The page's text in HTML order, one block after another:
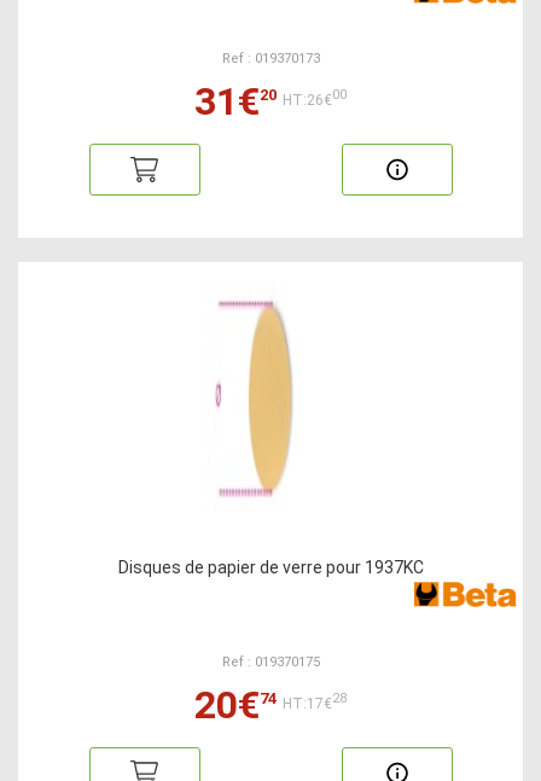
Ref : 019370173
31€20 HT:26€00
Disques de papier de verre pour 1937KC
Ref : 019370175
20€74 HT:17€28